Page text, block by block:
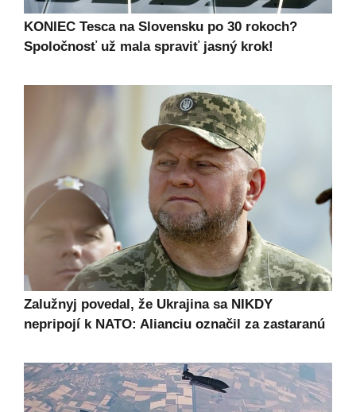
KONIEC Tesca na Slovensku po 30 rokoch?
Spoločnosť už mala spraviť jasný krok!
Zalužnyj povedal, že Ukrajina sa NIKDY
nepripojí k NATO: Alianciu označil za zastaranú